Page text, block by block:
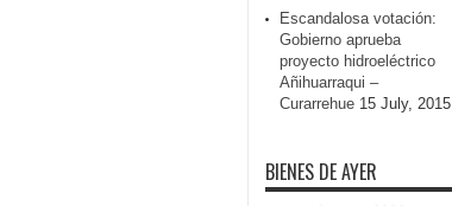
Escandalosa votación:
Gobierno aprueba
proyecto hidroeléctrico
Añihuarraqui –
Curarrehue 15 July, 2015
BIENES DE AYER